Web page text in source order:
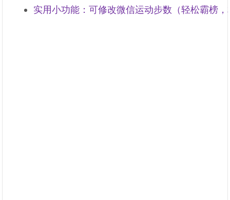
实用小功能：可修改微信运动步数（轻松霸榜